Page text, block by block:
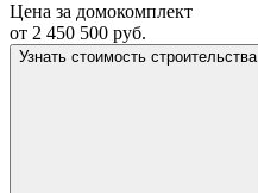
Цена за домокомплект
от 2 450 500 руб.
Узнать стоимость строительства